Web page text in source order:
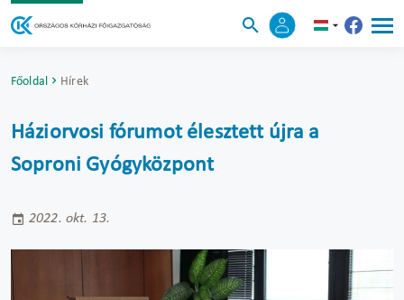
Főoldal Hírek
Háziorvosi fórumot élesztett újra a
Soproni Gyógyközpont
2022. okt. 13.